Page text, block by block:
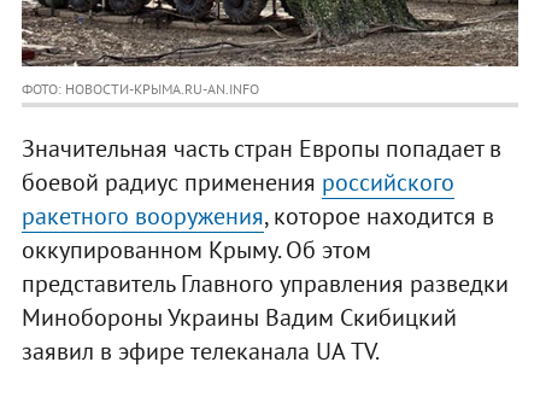
ФОТО: НОВОСТИ-КРЫМА.RU-AN.INFO
Значительная часть стран Европы попадает в
боевой радиус применения российского
ракетного вооружения, которое находится в
оккупированном Крыму. Об этом
представитель Главного управления разведки
Минобороны Украины Вадим Скибицкий
заявил в эфире телеканала UА TV.